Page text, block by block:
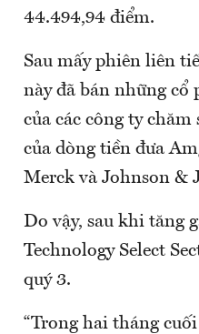
44.494,94 điểm.
Sau mấy phiên liên
này đã bán những cổ
của các công ty
của dòng tiền đưa
Merck và Johnson &
Do vậy, sau khi tăng
Technology Select
quý 3.
“Trong hai tháng